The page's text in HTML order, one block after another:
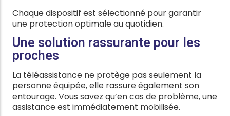
Chaque dispositif est sélectionné pour garantir
une protection optimale au quotidien.
Une solution rassurante pour les
proches
La téléassistance ne protège pas seulement la
personne équipée, elle rassure également son
entourage. Vous savez qu’en cas de problème, une
assistance est immédiatement mobilisée.